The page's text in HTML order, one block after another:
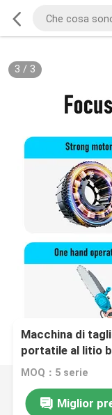
3 / 3
Macchina di
portatile al litio
MOQ：5 serie
Miglior